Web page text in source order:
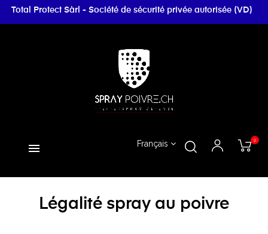
Total Protect Sàrl - Société de sécurité privée autorisée (VD)
0
Français
Légalité spray au poivre